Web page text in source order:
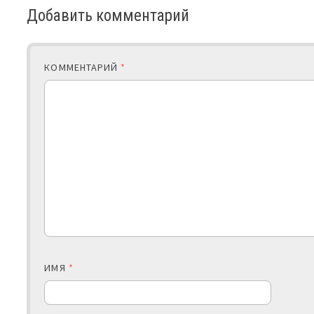
Добавить комментарий
КОММЕНТАРИЙ *
ИМЯ *